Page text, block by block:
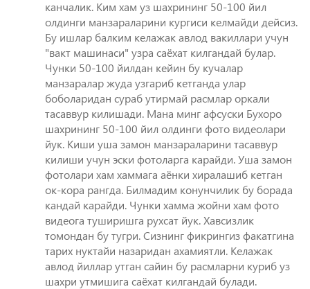
канчалик. Ким хам уз шахрининг 50-100 йил
олдинги манзараларини кургиси келмайди дейсиз.
Бу ишлар балким келажак авлод вакиллари учун
"вакт машинаси" узра саёхат килгандай булар.
Чунки 50-100 йилдан кейин бу кучалар
манзаралар жуда узгариб кетганда улар
боболаридан сураб утирмай расмлар оркали
тасаввур килишади. Мана минг афсуски Бухоро
шахрининг 50-100 йил олдинги фото видеолари
йук. Киши уша замон манзараларини тасаввур
килиши учун эски фотоларга карайди. Уша замон
фотолари хам хаммага аёнки хиралашиб кетган
ок-кора рангда. Билмадим конунчилик бу борада
кандай карайди. Чунки хамма жойни хам фото
видеога туширишга рухсат йук. Хавсизлик
томондан бу тугри. Сизнинг фикрингиз факатгина
тарих нуктайи назаридан ахамиятли. Келажак
авлод йиллар утган сайин бу расмларни куриб уз
шахри утмишига саёхат килгандай булади.